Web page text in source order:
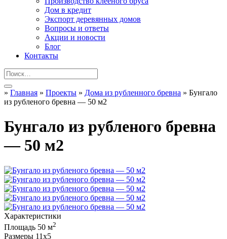
Дом в кредит
Экспорт деревянных домов
Вопросы и ответы
Акции и новости
Блог
Контакты
» Главная » Проекты » Дома из рубленного бревна » Бунгало
из рубленого бревна — 50 м2
Бунгало из рубленого бревна
— 50 м2
Характеристики
Площадь 50 м2
Размеры 11х5